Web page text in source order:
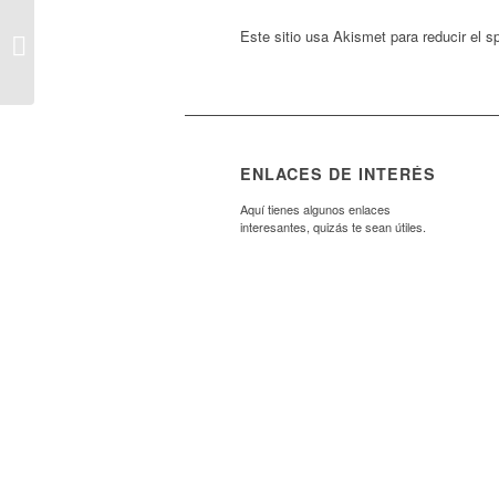
Este sitio usa Akismet para reducir el
ENLACES DE INTERÉS
Aquí tienes algunos enlaces
interesantes, quizás te sean útiles.